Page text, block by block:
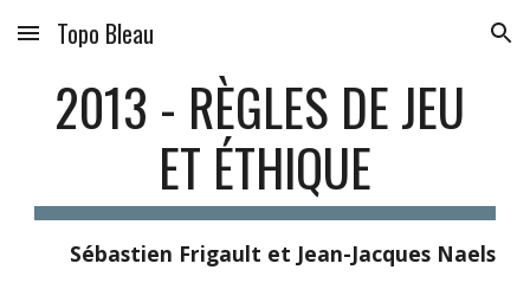
Skip to main content Skip to navigation
Topo Bleau
2013 - RÈGLES DE JEU
ET ÉTHIQUE
Sébastien Frigault et Jean-Jacques Naels